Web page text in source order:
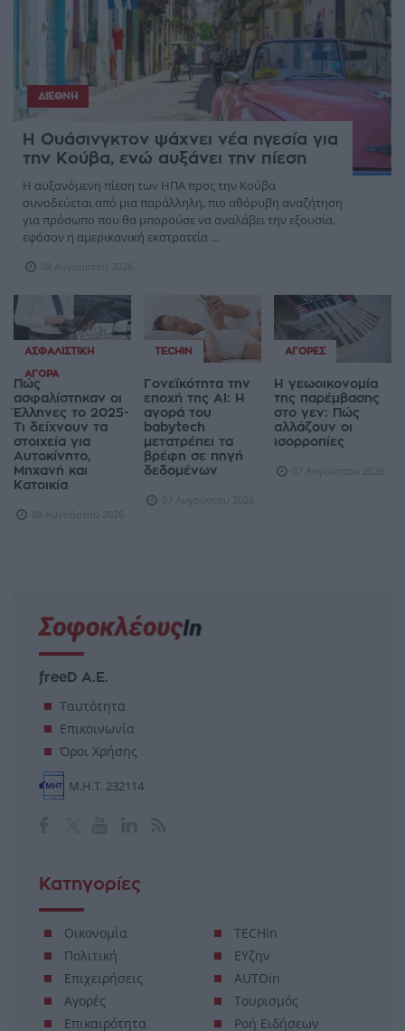
ΔΙΕΘΝΉ
Η Ουάσινγκτον ψάχνει νέα ηγεσία για
την Κούβα, ενώ αυξάνει την πίεση
Η αυξανόμενη πίεση των ΗΠΑ προς την Κούβα
συνοδεύεται από μια παράλληλη, πιο αθόρυβη αναζήτηση
για πρόσωπο που θα μπορούσε να αναλάβει την εξουσία,
εφόσον η αμερικανική εκστρατεία ...
08 Αυγούστου 2026
ΑΣΦΑΛΙΣΤΙΚΉ
ΑΓΟΡΆ
Πώς
ασφαλίστηκαν οι
Έλληνες το 2025-
Τι δείχνουν τα
στοιχεία για
Αυτοκίνητο,
Μηχανή και
Κατοικία
08 Αυγούστου 2026
TECHIN
Γονεϊκότητα την
εποχή της AI: Η
αγορά του
babytech
μετατρέπει τα
βρέφη σε πηγή
δεδομένων
07 Αυγούστου 2026
ΑΓΟΡΈΣ
Η γεωοικονομία
της παρέμβασης
στο γεν: Πώς
αλλάζουν οι
ισορροπίες
07 Αυγούστου 2026